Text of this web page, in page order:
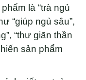
là “trà ngủ
“giúp ngủ sâu”,
“thư giãn thần
sản phẩm